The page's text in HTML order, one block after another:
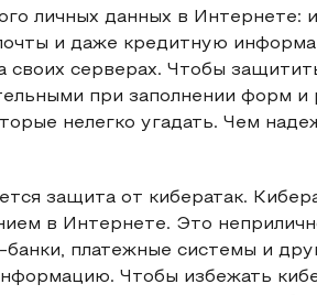
личных данных в Интернете:
и даже кредитную
своих серверах. Чтобы
при заполнении форм и
нелегко угадать. Чем
защита от кибератак.
в Интернете. Это
банки, платежные системы и
Чтобы избежать